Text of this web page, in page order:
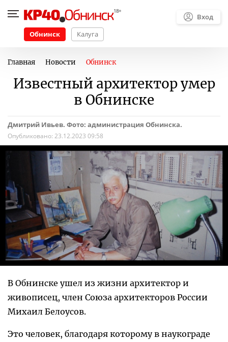
Обнинск Калуга
Вход
Главная Новости Обнинск
Известный архитектор умер
в Обнинске
Дмитрий Ивьев. Фото: администрация Обнинска.
Опубликовано: 23.12.2023 09:58
В Обнинске ушел из жизни архитектор и
живописец, член Союза архитекторов России
Михаил Белоусов.
Это человек, благодаря которому в наукограде